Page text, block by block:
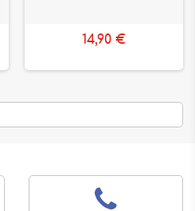
14,90 €